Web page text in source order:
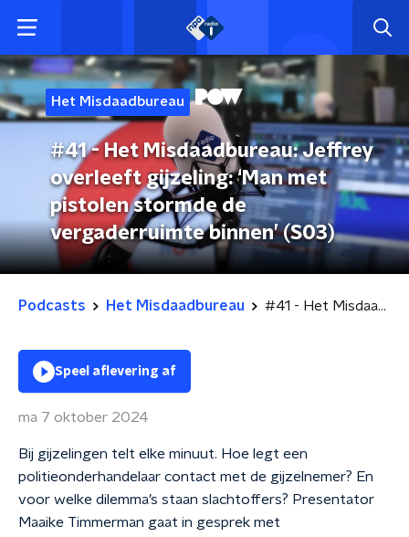
Het Misdaadbureau
#41 - Het Misdaadbureau: Jeffrey
overleeft gijzeling: ‘Man met
pistolen stormde de
vergaderruimte binnen’ (S03)
Podcasts Het Misdaadbureau #41 - Het Misdaadbureau: Jeffrey overleeft gijzeling: ‘Man met pistolen stormde de vergaderruimte binnen’ (S03)
Speel aflevering af
ma 7 oktober 2024
Bij gijzelingen telt elke minuut. Hoe legt een
politieonderhandelaar contact met de gijzelnemer? En
voor welke dilemma’s staan slachtoffers? Presentator
Maaike Timmerman gaat in gesprek met